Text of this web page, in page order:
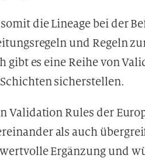
die Lineage bei der
und Regeln
es eine Reihe von
sicherstellen.
Validation Rules der
als auch
Ergänzung und